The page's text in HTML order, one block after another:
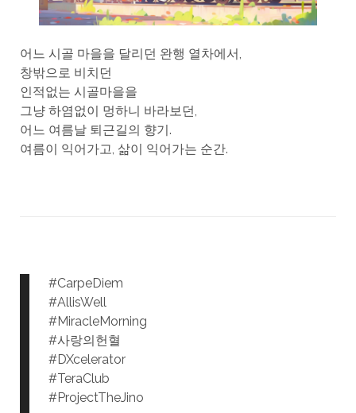
어느 시골 마을을 달리던 완행 열차에서,
창밖으로 비치던
인적없는 시골마을을
그냥 하염없이 멍하니 바라보던,
어느 여름날 퇴근길의 향기.
여름이 익어가고, 삶이 익어가는 순간.
#CarpeDiem
#AllisWell
#MiracleMorning
#사랑의헌혈
#DXcelerator
#TeraClub
#ProjectTheJino